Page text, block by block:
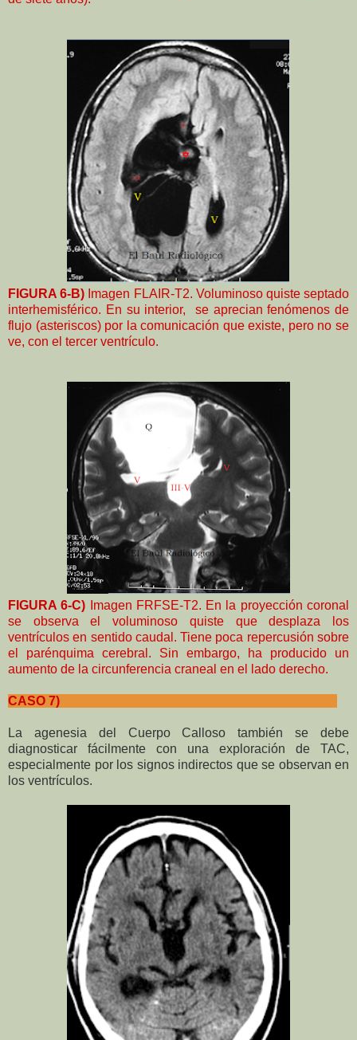
FIGURA 6-B) Imagen FLAIR-T2. Voluminoso quiste septado
interhemisférico. En su interior, se aprecian fenómenos de
flujo (asteriscos) por la comunicación que existe, pero no se
ve, con el tercer ventrículo.
FIGURA 6-C)
Imagen FRFSE-T2. En la proyección coronal
se observa el voluminoso quiste que desplaza los
ventrículos en sentido caudal. Tiene poca repercusión sobre
el parénquima cerebral. Sin embargo, ha producido un
aumento de la circunferencia craneal en el lado derecho.
CASO 7)
La agenesia del Cuerpo Calloso también se debe
diagnosticar fácilmente con una exploración de TAC,
especialmente por los signos indirectos que se observan en
los ventrículos.